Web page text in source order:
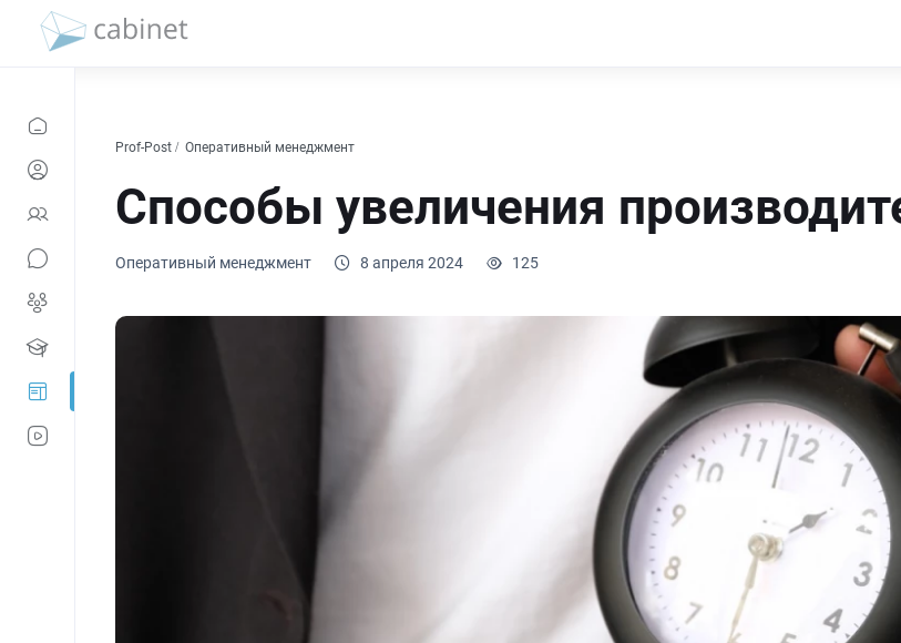
Prof-Post Оперативный менеджмент
Способы увеличения
Оперативный менеджмент 8 апреля 2024 125